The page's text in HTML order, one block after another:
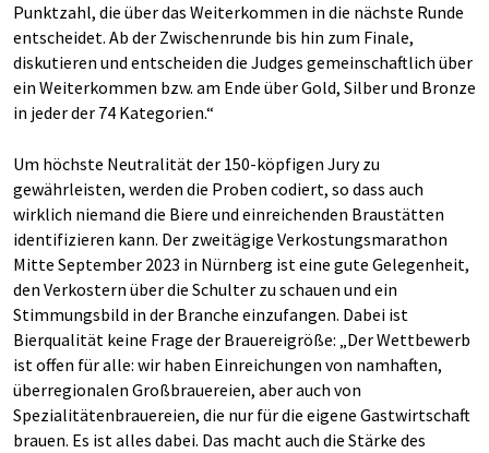
Punktzahl, die über das Weiterkommen in die nächste Runde
entscheidet. Ab der Zwischenrunde bis hin zum Finale,
diskutieren und entscheiden die Judges gemeinschaftlich über
ein Weiterkommen bzw. am Ende über Gold, Silber und Bronze
in jeder der 74 Kategorien.“
Um höchste Neutralität der 150-köpfigen Jury zu
gewährleisten, werden die Proben codiert, so dass auch
wirklich niemand die Biere und einreichenden Braustätten
identifizieren kann. Der zweitägige Verkostungsmarathon
Mitte September 2023 in Nürnberg ist eine gute Gelegenheit,
den Verkostern über die Schulter zu schauen und ein
Stimmungsbild in der Branche einzufangen. Dabei ist
Bierqualität keine Frage der Brauereigröße: „Der Wettbewerb
ist offen für alle: wir haben Einreichungen von namhaften,
überregionalen Großbrauereien, aber auch von
Spezialitätenbrauereien, die nur für die eigene Gastwirtschaft
brauen. Es ist alles dabei. Das macht auch die Stärke des